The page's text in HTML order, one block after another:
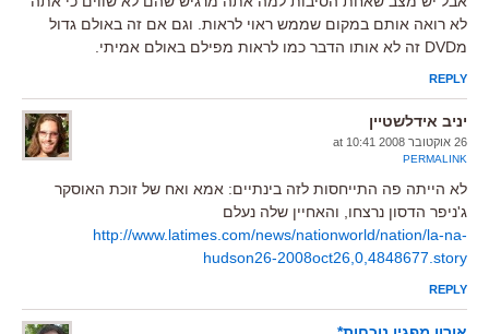
לא רואה אותם במקום שממש ראוי לראות. וגם אם זה באולם גדול
מDVD זה לא אותו הדבר כמו לראות מפילם באולם אמיתי.
REPLY
יניב אידלשטיין
26 אוקטובר 2008 at 10:41
PERMALINK
לא הייתה פה התייחסות לזה בינתיים: אמא ואח של זוכת האוסקר
ג'ניפר הדסון נרצחו, והאחיין שלה נעלם
http://www.latimes.com/news/nationworld/nation/la-na-
hudson26-2008oct26,0,4848677.story
REPLY